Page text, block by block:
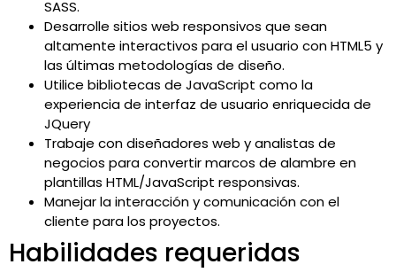
SASS.
Desarrolle sitios web responsivos que sean
altamente interactivos para el usuario con HTML5 y
las últimas metodologías de diseño.
Utilice bibliotecas de JavaScript como la
experiencia de interfaz de usuario enriquecida de
JQuery
Trabaje con diseñadores web y analistas de
negocios para convertir marcos de alambre en
plantillas HTML/JavaScript responsivas.
Manejar la interacción y comunicación con el
cliente para los proyectos.
Habilidades requeridas